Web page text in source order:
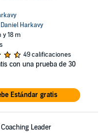
Daniel Harkavy
y 18 m
49 calificaciones
con una prueba de 30
Estándar gratis
Leader